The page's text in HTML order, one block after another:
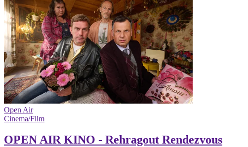
Open Air
Cinema/Film
OPEN AIR KINO - Rehragout Rendezvous